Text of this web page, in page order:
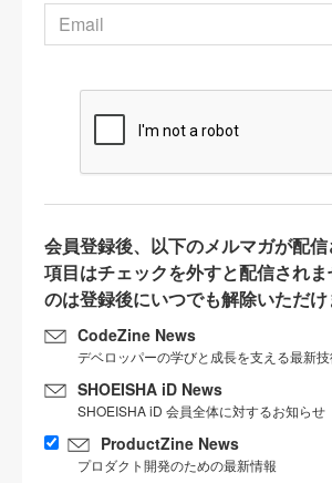
会員登録後、以下のメルマガが配
項目はチェックを外すと配信され
のは登録後にいつでも解除いただけ
CodeZine News
デベロッパーの学びと成長を支える最新
SHOEISHA iD News
SHOEISHA iD 会員全体に対するお知らせ
ProductZine News
プロダクト開発のための最新情報